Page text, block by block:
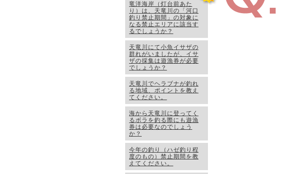
竜洋海岸（灯台前あた
り）は、天竜川の「河口
釣り禁止期間」の対象に
なる禁止エリアに該当す
るでしょうか？
天竜川にて小魚イサザの
群れがいましたが、イサ
ザの採集は遊漁券が必要
でしょうか？
天竜川でヘラブナが釣れ
る地域、ポイントを教え
てください。
海から天竜川に登ってく
るボラを釣る際にも遊漁
券は必要なのでしょう
か？
今年の釣り（ハゼ釣り程
度のもの）禁止期間を教
えてください。